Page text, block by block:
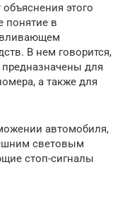
этого
понятие в
В нем говорится,
для
а также для
автомобиля,
световым
стоп-сигналы